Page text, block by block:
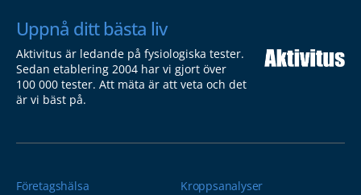
Uppnå ditt bästa liv
Aktivitus är ledande på fysiologiska tester.
Sedan etablering 2004 har vi gjort över
100 000 tester. Att mäta är att veta och det
är vi bäst på.
Företagshälsa
Kroppsanalyser